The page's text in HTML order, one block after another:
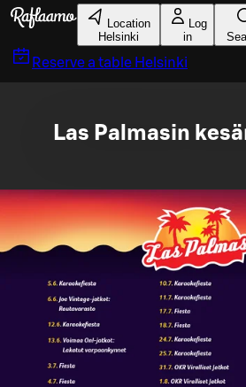
Skip to main content
Location
Helsinki
Log
in
Reserve a table Helsinki
Las Palmasin